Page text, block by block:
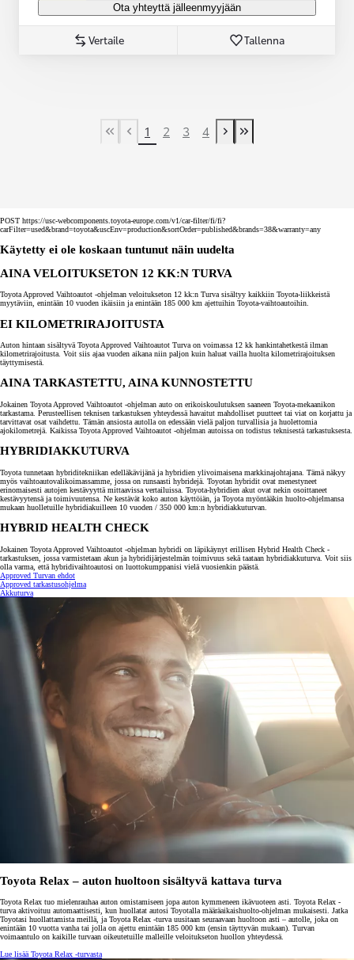
Ota yhteyttä jälleenmyyjään
Vertaile Tallenna
First Page
Previous page
1 2 3 4
Next page
Last Page
POST https://usc-webcomponents.toyota-europe.com/v1/car-filter/fi/fi?
carFilter=used&brand=toyota&uscEnv=production&sortOrder=published&brands=38&warranty=any
Käytetty ei ole koskaan tuntunut näin uudelta
AINA VELOITUKSETON 12 KK:N TURVA
Toyota Approved Vaihtoautot -ohjelman veloitukseton 12 kk:n Turva sisältyy kaikkiin Toyota-liikkeistä
myytäviin, enintään 10 vuoden ikäisiin ja enintään 185 000 km ajettuihin Toyota-vaihtoautoihin.
EI KILOMETRIRAJOITUSTA
Auton hintaan sisältyvä Toyota Approved Vaihtoautot Turva on voimassa 12 kk hankintahetkestä ilman
kilometrirajoitusta. Voit siis ajaa vuoden aikana niin paljon kuin haluat vailla huolta kilometrirajoituksen
täyttymisestä.
AINA TARKASTETTU, AINA KUNNOSTETTU
Jokainen Toyota Approved Vaihtoautot -ohjelman auto on erikoiskoulutuksen saaneen Toyota-mekaanikon
tarkastama. Perusteellisen teknisen tarkastuksen yhteydessä havaitut mahdolliset puutteet tai viat on korjattu ja
tarvittavat osat vaihdettu. Tämän ansiosta autolla on edessään vielä paljon turvallisia ja huolettomia
ajokilometrejä. Kaikissa Toyota Approved Vaihtoautot -ohjelman autoissa on todistus teknisestä tarkastuksesta.
HYBRIDIAKKUTURVA
Toyota tunnetaan hybriditekniikan edelläkävijänä ja hybridien ylivoimaisena markkinajohtajana. Tämä näkyy
myös vaihtoautovalikoimassamme, jossa on runsaasti hybridejä. Toyotan hybridit ovat menestyneet
erinomaisesti autojen kestävyyttä mittaavissa vertailuissa. Toyota-hybridien akut ovat nekin osoittaneet
kestävyytensä ja toimivuutensa. Ne kestävät koko auton käyttöiän, ja Toyota myöntääkin huolto-ohjelmansa
mukaan huolletuille hybridiakuilleen 10 vuoden / 350 000 km:n hybridiakkuturvan.
HYBRID HEALTH CHECK
Jokainen Toyota Approved Vaihtoautot -ohjelman hybridi on läpikäynyt erillisen Hybrid Health Check -
tarkastuksen, jossa varmistetaan akun ja hybridijärjestelmän toimivuus sekä taataan hybridiakkuturva. Voit siis
olla varma, että hybridivaihtoautosi on luottokumppanisi vielä vuosienkin päästä.
Approved Turvan ehdot
Approved tarkastusohjelma
Akkuturva
Toyota Relax – auton huoltoon sisältyvä kattava turva
Toyota Relax tuo mielenrauhaa auton omistamiseen jopa auton kymmeneen ikävuoteen asti. Toyota Relax -
turva aktivoituu automaattisesti, kun huollatat autosi Toyotalla määräaikaishuolto-ohjelman mukaisesti. Jatka
Toyotasi huollattamista meillä, ja Toyota Relax -turva uusitaan seuraavaan huoltoon asti – autolle, joka on
enintään 10 vuotta vanha tai jolla on ajettu enintään 185 000 km (ensin täyttyvän mukaan). Turvan
voimaantulo on kaikille turvaan oikeutetuille malleille veloitukseton huollon yhteydessä.
Lue lisää Toyota Relax -turvasta